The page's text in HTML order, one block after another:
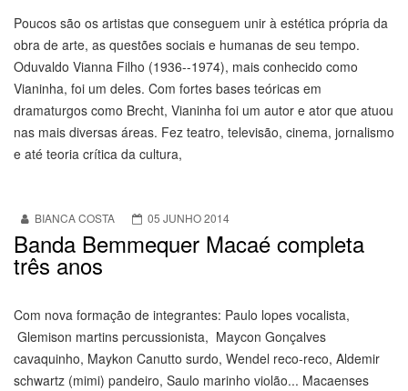
Poucos são os artistas que conseguem unir à estética própria da
obra de arte, as questões sociais e humanas de seu tempo.
Oduvaldo Vianna Filho (1936--1974), mais conhecido como
Vianinha, foi um deles. Com fortes bases teóricas em
dramaturgos como Brecht, Vianinha foi um autor e ator que atuou
nas mais diversas áreas. Fez teatro, televisão, cinema, jornalismo
e até teoria crítica da cultura,
BIANCA COSTA 05 JUNHO 2014
Banda Bemmequer Macaé completa
três anos
Com nova formação de integrantes: Paulo lopes vocalista,
Glemison martins percussionista, Maycon Gonçalves
cavaquinho, Maykon Canutto surdo, Wendel reco-reco, Aldemir
schwartz (mimi) pandeiro, Saulo marinho violão... Macaenses